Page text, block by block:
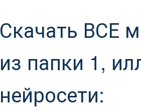
Скачать ВСЕ
из папки 1,
нейросети: